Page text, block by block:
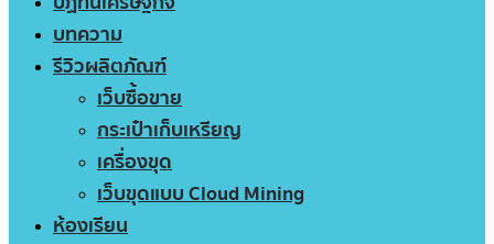
บทความ
รีวิวผลิตภัณฑ์
เว็บซื้อขาย
กระเป๋าเก็บเหรียญ
เครื่องขุด
เว็บขุดแบบ Cloud Mining
ห้องเรียน